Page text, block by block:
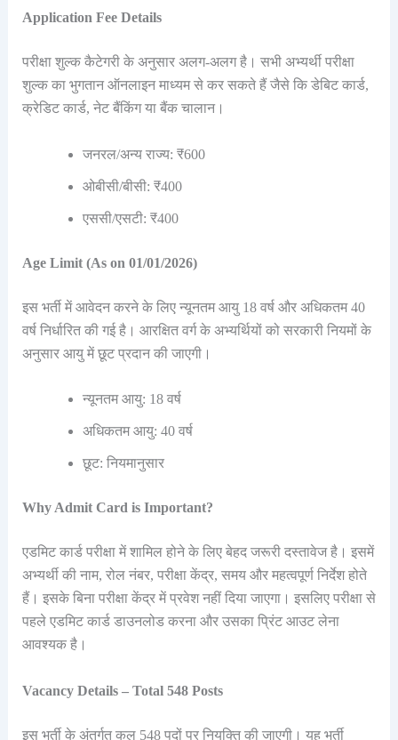
Application Fee Details
परीक्षा शुल्क कैटेगरी के अनुसार अलग-अलग है। सभी अभ्यर्थी परीक्षा
शुल्क का भुगतान ऑनलाइन माध्यम से कर सकते हैं जैसे कि डेबिट कार्ड,
क्रेडिट कार्ड, नेट बैंकिंग या बैंक चालान।
जनरल/अन्य राज्य: ₹600
ओबीसी/बीसी: ₹400
एससी/एसटी: ₹400
Age Limit (As on 01/01/2026)
इस भर्ती में आवेदन करने के लिए न्यूनतम आयु 18 वर्ष और अधिकतम 40
वर्ष निर्धारित की गई है। आरक्षित वर्ग के अभ्यर्थियों को सरकारी नियमों के
अनुसार आयु में छूट प्रदान की जाएगी।
न्यूनतम आयु: 18 वर्ष
अधिकतम आयु: 40 वर्ष
छूट: नियमानुसार
Why Admit Card is Important?
एडमिट कार्ड परीक्षा में शामिल होने के लिए बेहद जरूरी दस्तावेज है। इसमें
अभ्यर्थी की नाम, रोल नंबर, परीक्षा केंद्र, समय और महत्वपूर्ण निर्देश होते
हैं। इसके बिना परीक्षा केंद्र में प्रवेश नहीं दिया जाएगा। इसलिए परीक्षा से
पहले एडमिट कार्ड डाउनलोड करना और उसका प्रिंट आउट लेना
आवश्यक है।
Vacancy Details – Total 548 Posts
इस भर्ती के अंतर्गत कुल 548 पदों पर नियुक्ति की जाएगी। यह भर्ती